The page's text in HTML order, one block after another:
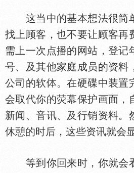
这当中的基本想法很简
找上顾客，也不要让顾客再
需上一次点播的网站，登记
号、及其他家庭成员的资料
公司的软
。在硬碟中装置
会取代你的荧幕保护画面，
新闻、音讯、及行销资料。
休憩的时后，这些资讯就会
等到你回来时，你就会